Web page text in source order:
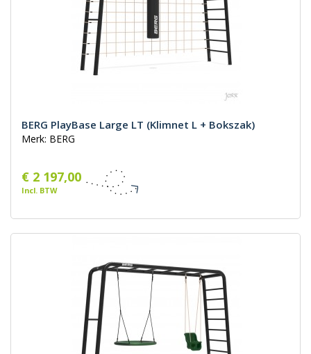
BERG PlayBase Large LT (Klimnet L + Bokszak)
Merk: BERG
€ 2 197,00
Incl. BTW